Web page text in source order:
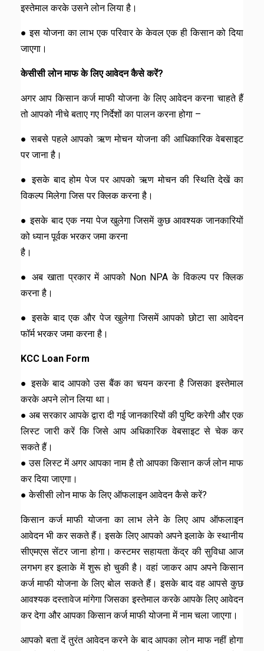
इस्तेमाल करके उसने लोन लिया है।
● इस योजना का लाभ एक परिवार के केवल एक ही किसान को दिया
जाएगा।
केसीसी लोन माफ के लिए आवेदन कैसे करें?
अगर आप किसान कर्ज माफी योजना के लिए आवेदन करना चाहते हैं
तो आपको नीचे बताए गए निर्देशों का पालन करना होगा –
● सबसे पहले आपको ऋण मोचन योजना की आधिकारिक वेबसाइट
पर जाना है।
● इसके बाद होम पेज पर आपको ऋण मोचन की स्थिति देखें का
विकल्प मिलेगा जिस पर क्लिक करना है।
● इसके बाद एक नया पेज खुलेगा जिसमें कुछ आवश्यक जानकारियों
को ध्यान पूर्वक भरकर जमा करना
है।
● अब खाता प्रकार में आपको Non NPA के विकल्प पर क्लिक
करना है।
● इसके बाद एक और पेज खुलेगा जिसमें आपको छोटा सा आवेदन
फॉर्म भरकर जमा करना है।
KCC Loan Form
● इसके बाद आपको उस बैंक का चयन करना है जिसका इस्तेमाल
करके अपने लोन लिया था।
● अब सरकार आपके द्वारा दी गई जानकारियों की पुष्टि करेगी और एक
लिस्ट जारी करें कि जिसे आप अधिकारिक वेबसाइट से चेक कर
सकते हैं।
● उस लिस्ट में अगर आपका नाम है तो आपका किसान कर्ज लोन माफ
कर दिया जाएगा।
● केसीसी लोन माफ के लिए ऑफलाइन आवेदन कैसे करें?
किसान कर्ज माफी योजना का लाभ लेने के लिए आप ऑफलाइन
आवेदन भी कर सकते हैं। इसके लिए आपको अपने इलाके के स्थानीय
सीएमएस सेंटर जाना होगा। कस्टमर सहायता केंद्र की सुविधा आज
लगभग हर इलाके में शुरू हो चुकी है। वहां जाकर आप अपने किसान
कर्ज माफी योजना के लिए बोल सकते हैं। इसके बाद वह आपसे कुछ
आवश्यक दस्तावेज मांगेगा जिसका इस्तेमाल करके आपके लिए आवेदन
कर देगा और आपका किसान कर्ज माफी योजना में नाम चला जाएगा।
आपको बता दें तुरंत आवेदन करने के बाद आपका लोन माफ नहीं होगा